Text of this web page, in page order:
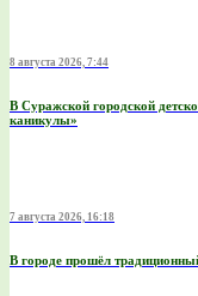
8 августа 2026, 7:44
В Суражской городской
каникулы»
7 августа 2026, 16:18
В городе прошёл